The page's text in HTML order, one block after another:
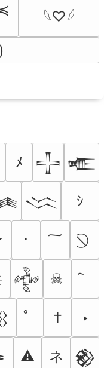
𓆩♡𓆪
ﾒ 𒋲 𒍫
𒈱 ｼ
･
𒅒 ☠
† ‣
⚠ ネ 𒆙